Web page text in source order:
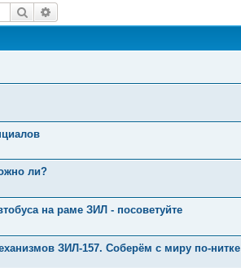
Поиск
ли?
на раме ЗИЛ - посоветуйте
ЗИЛ-157. Соберём с миру по-нитке